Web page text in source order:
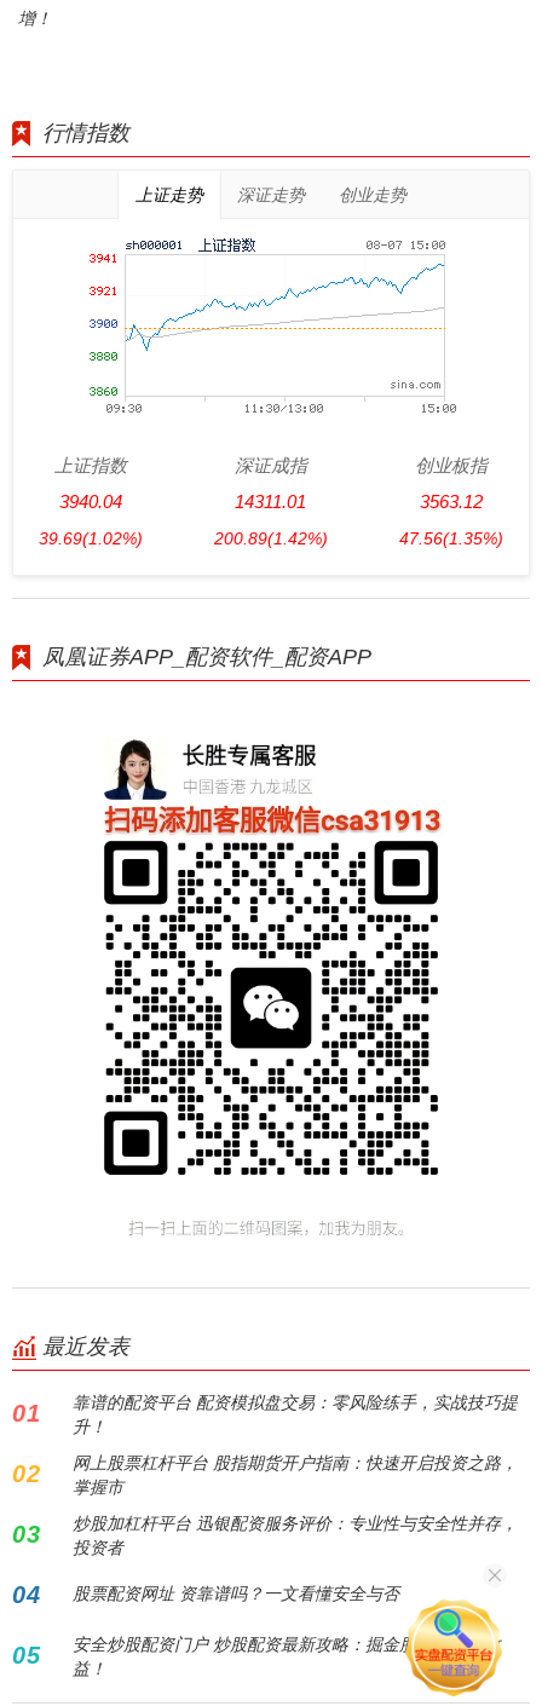
增！
行情指数
上证走势 深证走势 创业走势
上证指数
3940.04
39.69(1.02%)
深证成指
14311.01
200.89(1.42%)
创业板指
3563.12
47.56(1.35%)
凤凰证券APP_配资软件_配资APP
最近发表
01
靠谱的配资平台 配资模拟盘交易：零风险练手，实战技巧提
升！
02
网上股票杠杆平台 股指期货开户指南：快速开启投资之路，
掌握市
03
炒股加杠杆平台 迅银配资服务评价：专业性与安全性并存，
投资者
04 股票配资网址 资靠谱吗？一文看懂安全与否
05
安全炒股配资门户 炒股配资最新攻略：掘金股市，放大收
益！